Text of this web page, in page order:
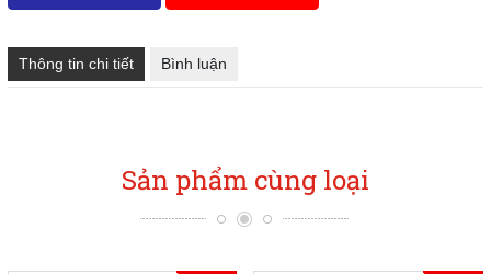
Thông tin chi tiết Bình luận
Sản phẩm cùng loại